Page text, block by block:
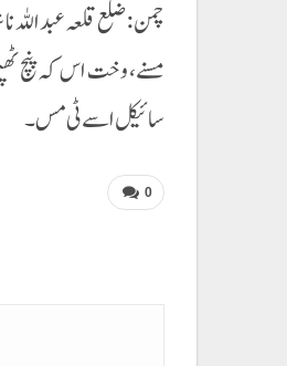
چمن :ضلع قلعہ عبداللہ
مسنے، وخت اس کہ پنچ
سائیکل اسے ٹی مس۔
0